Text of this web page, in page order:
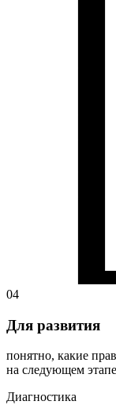
04
Для развития
понятно, какие
на следующем
Диагностика